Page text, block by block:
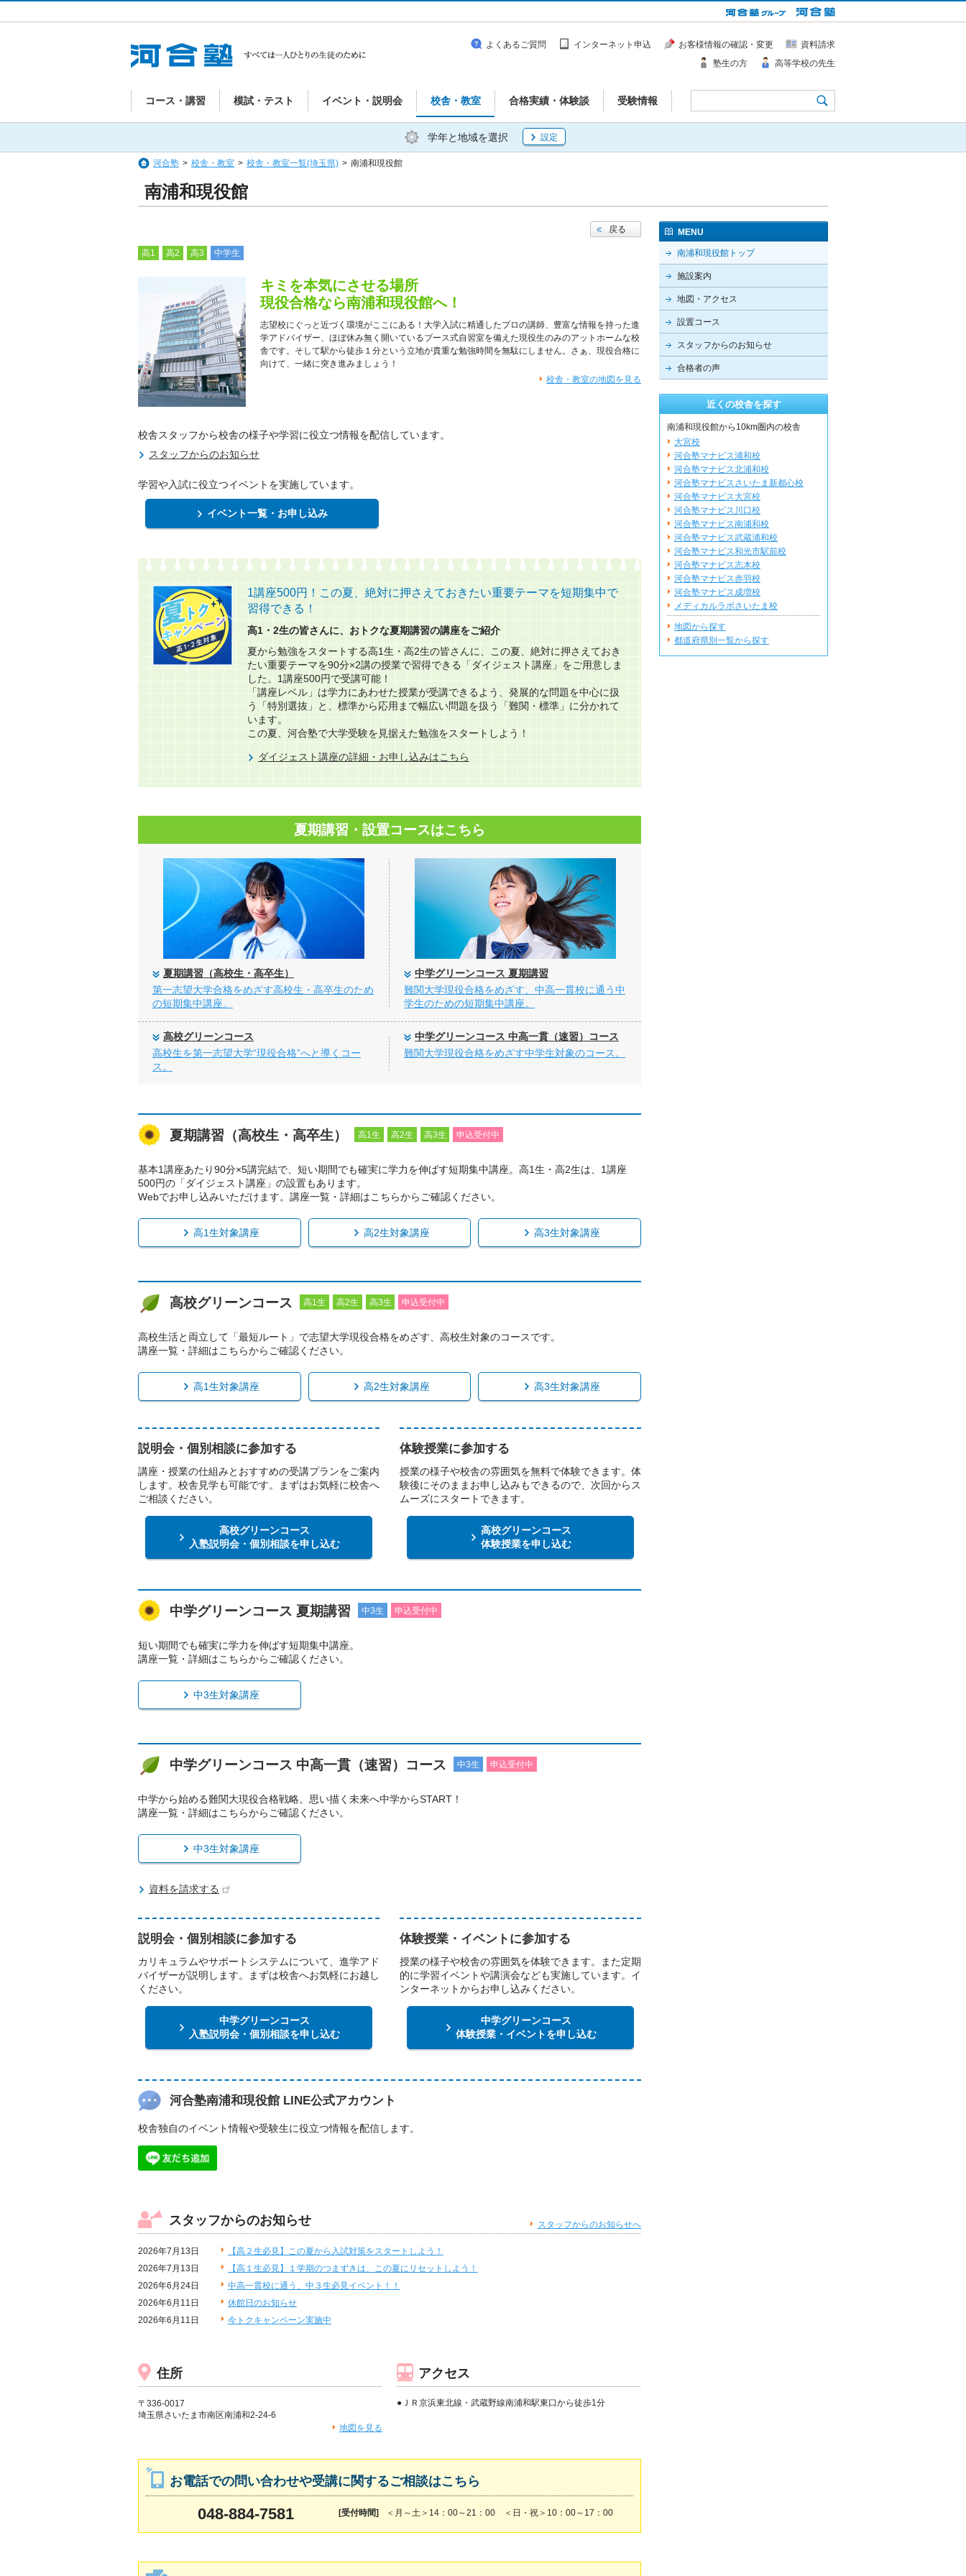
コース・講習 模試・テスト イベント・説明会 校舎・教室 合格実績・体験談 受験情報
よくあるご質問 インターネット申込 お客様情報の確認・変更
資料請求
塾生の方
高等学校の先生
学年と地域を選択 設定
河合塾 > 校舎・教室 > 校舎・教室一覧(埼玉県) > 南浦和現役館
南浦和現役館
戻る
高1 高2 高3 中学生
キミを本気にさせる場所
現役合格なら南浦和現役館へ！
志望校にぐっと近づく環境がここにある！大学入試に精通したプロの講師、豊富な情報を持った進
学アドバイザー、ほぼ休み無く開いているブース式自習室を備えた現役生のみのアットホームな校
舎です。そして駅から徒歩１分という立地が貴重な勉強時間を無駄にしません。さぁ、現役合格に
向けて、一緒に突き進みましょう！
校舎・教室の地図を見る
校舎スタッフから校舎の様子や学習に役立つ情報を配信しています。
スタッフからのお知らせ
学習や入試に役立つイベントを実施しています。
イベント一覧・お申し込み
1講座500円！この夏、絶対に押さえておきたい重要テーマを短期集中で
習得できる！​
高1・2生の皆さんに、おトクな夏期講習の講座をご紹介​
夏から勉強をスタートする高1生・高2生の皆さんに、この夏、絶対に押さえておき
たい重要テーマを90分×2講の授業で習得できる「ダイジェスト講座」をご用意しま
した。1講座500円で受講可能！
「講座レベル」は学力にあわせた授業が受講できるよう、発展的な問題を中心に扱
う「特別選抜」と、標準から応用まで幅広い問題を扱う「難関・標準」に分かれて
います。​
この夏、河合塾で大学受験を見据えた勉強をスタートしよう！
ダイジェスト講座の詳細・お申し込みはこちら
夏期講習・設置コースはこちら
夏期講習（高校生・高卒生）
第一志望大学合格をめざす高校生・高卒生のため
の短期集中講座。
中学グリーンコース 夏期講習
難関大学現役合格をめざす、中高一貫校に通う中
学生のための短期集中講座。
高校グリーンコース
高校生を第一志望大学“現役合格”へと導くコー
ス。
中学グリーンコース 中高一貫（速習）コース
難関大学現役合格をめざす中学生対象のコース。
夏期講習（高校生・高卒生） 高1生 高2生 高3生 申込受付中
基本1講座あたり90分×5講完結で、短い期間でも確実に学力を伸ばす短期集中講座。高1生・高2生は、1講座
500円の「ダイジェスト講座」の設置もあります。
Webでお申し込みいただけます。講座一覧・詳細はこちらからご確認ください。
高1生対象講座 高2生対象講座 高3生対象講座
高校グリーンコース 高1生 高2生 高3生 申込受付中
高校生活と両立して「最短ルート」で志望大学現役合格をめざす、高校生対象のコースです。
講座一覧・詳細はこちらからご確認ください。
高1生対象講座 高2生対象講座 高3生対象講座
説明会・個別相談に参加する
講座・授業の仕組みとおすすめの受講プランをご案内
します。校舎見学も可能です。まずはお気軽に校舎へ
ご相談ください。
高校グリーンコース
入塾説明会・個別相談を申し込む
体験授業に参加する
授業の様子や校舎の雰囲気を無料で体験できます。体
験後にそのままお申し込みもできるので、次回からス
ムーズにスタートできます。
高校グリーンコース
体験授業を申し込む
中学グリーンコース 夏期講習 中3生 申込受付中
短い期間でも確実に学力を伸ばす短期集中講座。
講座一覧・詳細はこちらからご確認ください。
中3生対象講座
中学グリーンコース 中高一貫（速習）コース 中3生 申込受付中
中学から始める難関大現役合格戦略。思い描く未来へ中学からSTART！
講座一覧・詳細はこちらからご確認ください。
中3生対象講座
資料を請求する
説明会・個別相談に参加する
カリキュラムやサポートシステムについて、進学アド
バイザーが説明します。まずは校舎へお気軽にお越し
ください。
中学グリーンコース
入塾説明会・個別相談を申し込む
体験授業・イベントに参加する
授業の様子や校舎の雰囲気を体験できます。また定期
的に学習イベントや講演会なども実施しています。イ
ンターネットからお申し込みください。
中学グリーンコース
体験授業・イベントを申し込む
河合塾南浦和現役館 LINE公式アカウント
校舎独自のイベント情報や受験生に役立つ情報を配信します。
スタッフからのお知らせ スタッフからのお知らせへ
2026年7月13日
【高２生必見】この夏から入試対策をスタートしよう！
2026年7月13日
【高１生必見】１学期のつまずきは、この夏にリセットしよう！
2026年6月24日
中高一貫校に通う、中３生必見イベント！！
2026年6月11日
休館日のお知らせ
2026年6月11日
今トクキャンペーン実施中
住所
〒336-0017
埼玉県さいたま市南区南浦和2-24-6
地図を見る
アクセス
●ＪＲ京浜東北線・武蔵野線南浦和駅東口から徒歩1分
お電話での問い合わせや受講に関するご相談はこちら
048-884-7581 [受付時間] ＜月～土＞14：00～21：00 ＜日・祝＞10：00～17：00
MENU
南浦和現役館トップ
施設案内
地図・アクセス
設置コース
スタッフからのお知らせ
合格者の声
近くの校舎を探す
南浦和現役館から10km圏内の校舎
大宮校
河合塾マナビス浦和校
河合塾マナビス北浦和校
河合塾マナビスさいたま新都心校
河合塾マナビス大宮校
河合塾マナビス川口校
河合塾マナビス南浦和校
河合塾マナビス武蔵浦和校
河合塾マナビス和光市駅前校
河合塾マナビス志木校
河合塾マナビス赤羽校
河合塾マナビス成増校
メディカルラボさいたま校
地図から探す
都道府県別一覧から探す